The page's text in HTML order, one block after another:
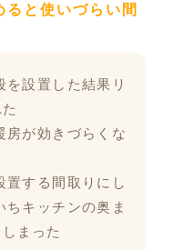
と使いづらい間
を設置した結果リ
房が効きづらくな
置する間取りにし
ちキッチンの奥ま
まった